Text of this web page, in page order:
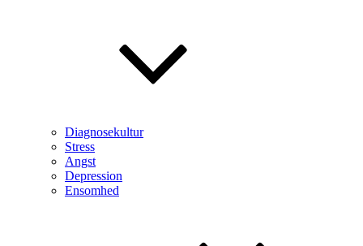
Diagnosekultur
Stress
Angst
Depression
Ensomhed